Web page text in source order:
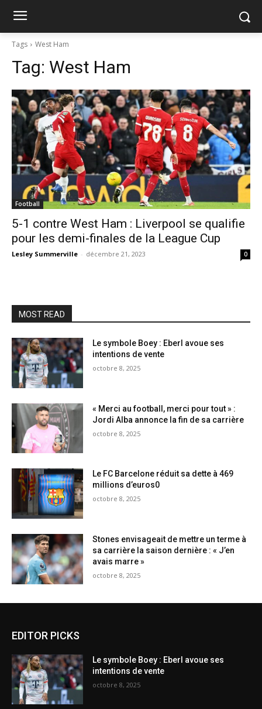
Tags West Ham
Tag: West Ham
Football
5-1 contre West Ham : Liverpool se qualifie
pour les demi-finales de la League Cup
Lesley Summerville - décembre 21, 2023 0
MOST READ
Le symbole Boey : Eberl avoue ses
intentions de vente
octobre 8, 2025
« Merci au football, merci pour tout » :
Jordi Alba annonce la fin de sa carrière
octobre 8, 2025
Le FC Barcelone réduit sa dette à 469
millions d’euros0
octobre 8, 2025
Stones envisageait de mettre un terme à
sa carrière la saison dernière : « J’en
avais marre »
octobre 8, 2025
EDITOR PICKS
Le symbole Boey : Eberl avoue ses
intentions de vente
octobre 8, 2025